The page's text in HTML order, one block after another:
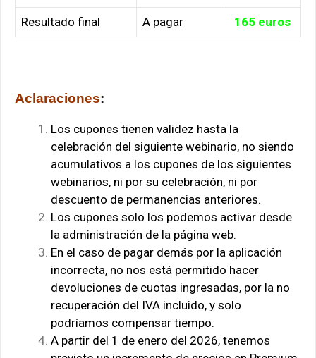
Resultado final A pagar 165 euros
Aclaraciones:
Los cupones tienen validez hasta la
celebración del siguiente webinario, no siendo
acumulativos a los cupones de los siguientes
webinarios, ni por su celebración, ni por
descuento de permanencias anteriores.
Los cupones solo los podemos activar desde
la administración de la página web.
En el caso de pagar demás por la aplicación
incorrecta, no nos está permitido hacer
devoluciones de cuotas ingresadas, por la no
recuperación del IVA incluido, y solo
podríamos compensar tiempo.
A partir del 1 de enero del 2026, tenemos